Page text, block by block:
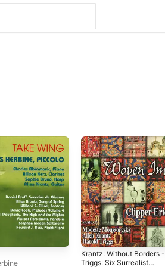
Krantz: Without Borders -
Triggs: Six Surrealist